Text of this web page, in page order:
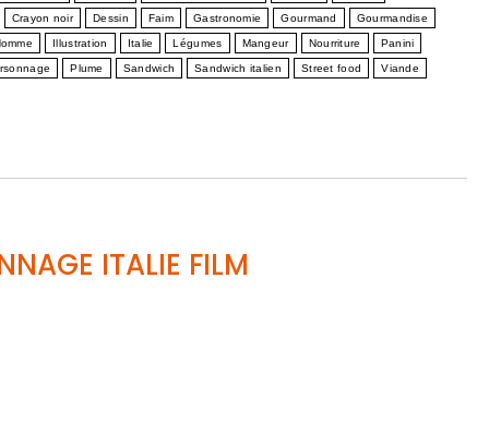
Crayon noir Dessin Faim Gastronomie Gourmand Gourmandise
Illustration Italie Légumes Mangeur Nourriture Panini
Plume Sandwich Sandwich italien Street food Viande
ITALIE FILM